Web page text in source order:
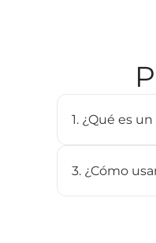
1. ¿Qué es
plan celular
compatibles y
3. ¿Cómo